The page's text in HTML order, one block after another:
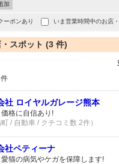
加
ーポンあり いま営業時間中のお店
スポット (3 件)
件
社 ロイヤルガレージ熊本
格に自信あり!
町 / 自動車 / クチコミ数 2件）
社ペティーナ
猫の病気やケガを保障します!